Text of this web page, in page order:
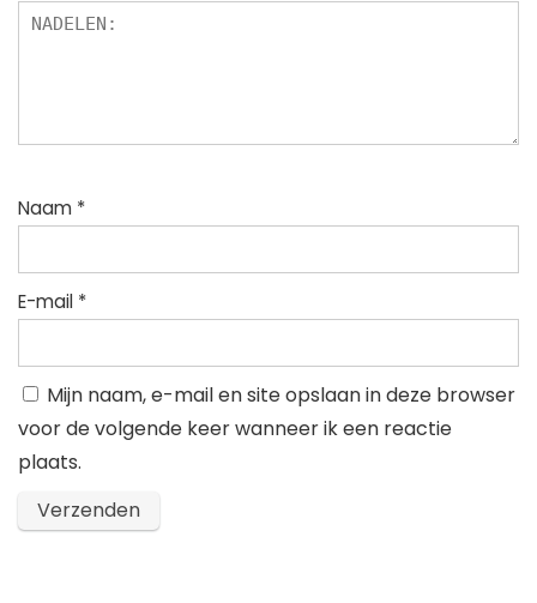
Naam *
E-mail *
Mijn naam, e-mail en site opslaan in deze browser
voor de volgende keer wanneer ik een reactie
plaats.